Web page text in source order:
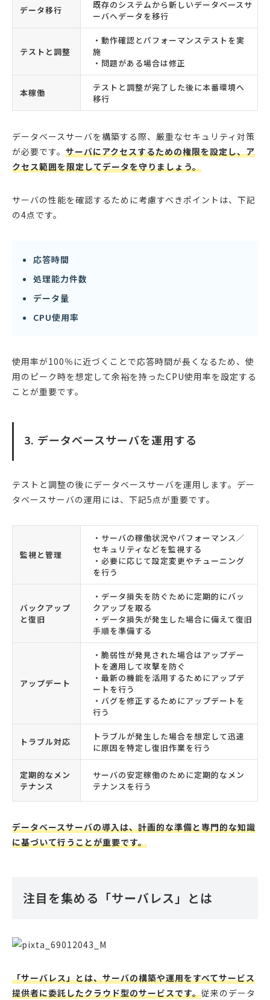
データ移行
既存のシステムから新しいデータベースサ
ーバへデータを移行
テストと調整
・動作確認とパフォーマンステストを実
施
・問題がある場合は修正
本稼働
テストと調整が完了した後に本番環境へ
移行
データベースサーバを構築する際、厳重なセキュリティ対策
が必要です。 サーバにアクセスするための権限を設定し、ア
クセス範囲を限定してデータを守りましょう。
サーバの性能を確認するために考慮すべきポイントは、下記
の4点です。
応答時間
処理能力件数
データ量
CPU使用率
使用率が100％に近づくことで応答時間が長くなるため、使
用のピーク時を想定して余裕を持ったCPU使用率を設定する
ことが重要です。
3. データベースサーバを運用する
テストと調整の後にデータベースサーバを運用します。デー
タベースサーバの運用には、下記5点が重要です。
監視と管理
・サーバの稼働状況やパフォーマンス／
セキュリティなどを監視する
・必要に応じて設定変更やチューニング
を行う
バックアップ
と復旧
・データ損失を防ぐために定期的にバッ
クアップを取る
・データ損失が発生した場合に備えて復旧
手順を準備する
アップデート
・脆弱性が発見された場合はアップデー
トを適用して攻撃を防ぐ
・最新の機能を活用するためにアップデ
ートを行う
・バグを修正するためにアップデートを
行う
トラブル対応
トラブルが発生した場合を想定して迅速
に原因を特定し復旧作業を行う
定期的なメン
テナンス
サーバの安定稼働のために定期的なメン
テナンスを行う
データベースサーバの導入は、計画的な準備と専門的な知識
に基づいて行うことが重要です。
注目を集める「サーバレス」とは
「サーバレス」とは、サーバの構築や運用をすべてサービス
提供者に委託したクラウド型のサービスです。従来のデータ